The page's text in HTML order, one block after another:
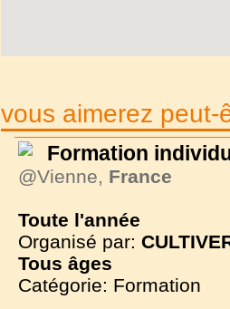
vous aimerez peut-
Formation
@Vienne, France
Toute l'année
Organisé par:
Tous âges
Catégorie: Formation